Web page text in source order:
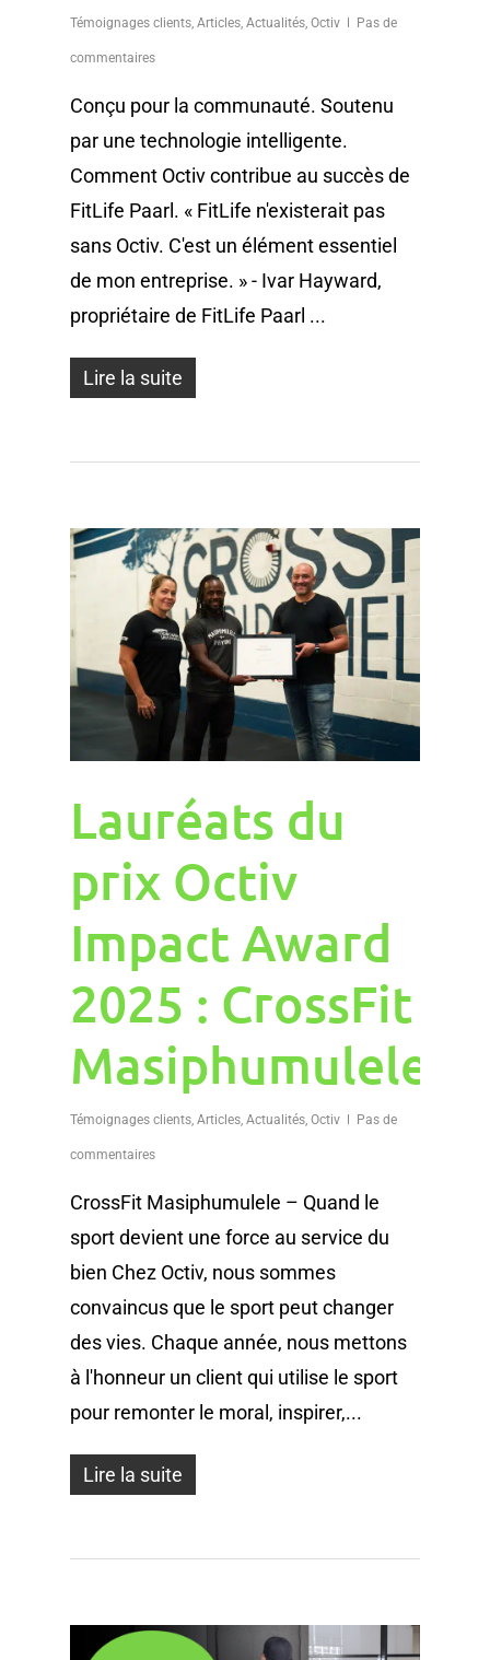
Témoignages clients, Articles, Actualités, Octiv Pas de
commentaires
Conçu pour la communauté. Soutenu
par une technologie intelligente.
Comment Octiv contribue au succès de
FitLife Paarl. « FitLife n'existerait pas
sans Octiv. C'est un élément essentiel
de mon entreprise. » - Ivar Hayward,
propriétaire de FitLife Paarl ...
Lire la suite
Lauréats du
prix Octiv
Impact Award
2025 : CrossFit
Masiphumulele
Témoignages clients, Articles, Actualités, Octiv Pas de
commentaires
CrossFit Masiphumulele – Quand le
sport devient une force au service du
bien Chez Octiv, nous sommes
convaincus que le sport peut changer
des vies. Chaque année, nous mettons
à l'honneur un client qui utilise le sport
pour remonter le moral, inspirer,...
Lire la suite